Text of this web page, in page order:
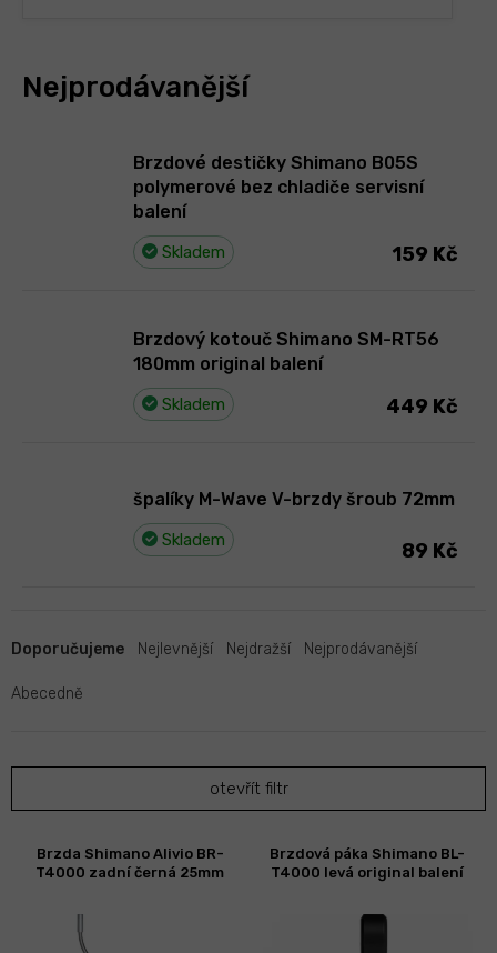
Nejprodávanější
Brzdové destičky Shimano B05S
polymerové bez chladiče servisní
balení
Skladem 159 Kč
Brzdový kotouč Shimano SM-RT56
180mm original balení
Skladem 449 Kč
špalíky M-Wave V-brzdy šroub 72mm
Skladem 89 Kč
a
e
p
o
Doporučujeme Nejlevnější Nejdražší Nejprodávanější
Abecedně
otevřít filtr
Brzda Shimano Alivio BR-
T4000 zadní černá 25mm
Brzdová páka Shimano BL-
T4000 levá original balení